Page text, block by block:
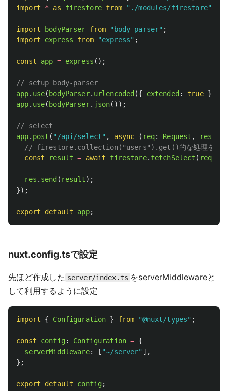
import
* as firestore from " ./modules/firestore"
import bodyParser from " body-parser" ;
import
express from "express" ;
const app = express ();
// setup body-parser
app. use( bodyParser. urlencoded ({ extended : true }));
app. use( bodyParser. json());
// select
app. post ( " /api/select" , async ( req: Request , res
// firestore.collection("users").get()的な処理をす
const
result = await firestore. fetchSelect ( req
res . send ( result);
});
export default app;
nuxt.config.tsで設定
先ほど作成した server/index.ts をserverMiddlewareと
して利用するように設定
import { Configuration } from "@nuxt/types" ;
const config: Configuration = {
serverMiddleware: [ "~/server" ],
};
export default config;